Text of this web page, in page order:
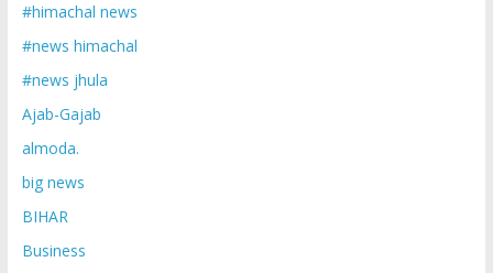
#himachal news
#news himachal
#news jhula
Ajab-Gajab
almoda.
big news
BIHAR
Business